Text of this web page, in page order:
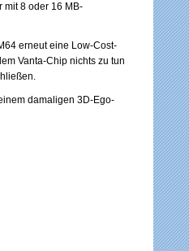
mit 8 oder 16 MB-
erneut eine Low-Cost-
Vanta-Chip nichts zu tun
damaligen 3D-Ego-